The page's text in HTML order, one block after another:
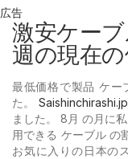
広告
激安ケー
週の現在
最低価格で製品 ケー
た。 Saishinchirashi.jp
ました。 8月 の月に
用できる ケーブル の
お気に入りの日本の